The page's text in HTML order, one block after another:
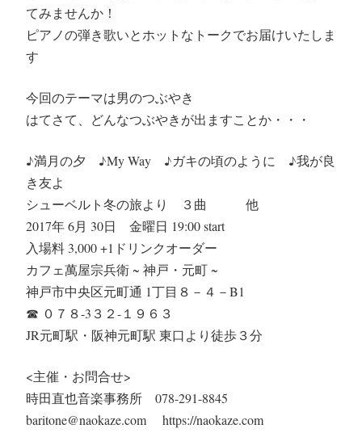
てみませんか！
ピアノの弾き歌いとホットなトークでお届けいたしま
す
今回のテーマは男のつぶやき
はてさて、どんなつぶやきが出ますことか・・・
♪満月の夕 ♪My Way ♪ガキの頃のように ♪我が良
き友よ
シューベルト冬の旅より ３曲 他
2017年 6月 30日 金曜日 19:00 start
入場料 3,000 +1ドリンクオーダー
カフェ萬屋宗兵衛 ~ 神戸・元町 ~
神戸市中央区元町通 1丁目８－４－B1
☎︎ ０７８-3３２-１９６３
JR元町駅・阪神元町駅 東口より徒歩３分
<主催・お問合せ>
時田直也音楽事務所 078-291-8845
baritone@naokaze.com https://naokaze.com